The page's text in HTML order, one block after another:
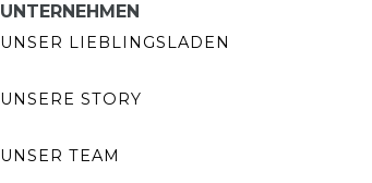
UNTERNEHMEN
UNSER LIEBLINGSLADEN
UNSERE STORY
UNSER TEAM